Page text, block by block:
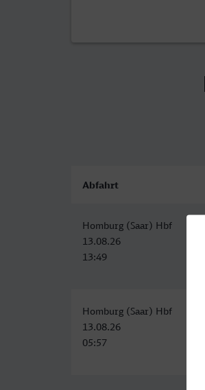
Abfahrt
Homburg (Saar) Hbf
13.08.26
13:49
Homburg (Saar) Hbf
13.08.26
05:57